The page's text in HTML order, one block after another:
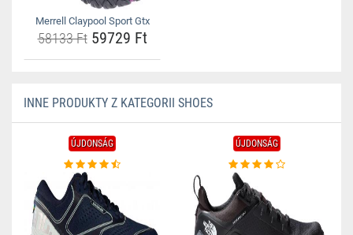
Merrell Claypool Sport Gtx
58133 Ft59729 Ft
INNE PRODUKTY Z KATEGORII SHOES
ÚJDONSÁG ÚJDONSÁG